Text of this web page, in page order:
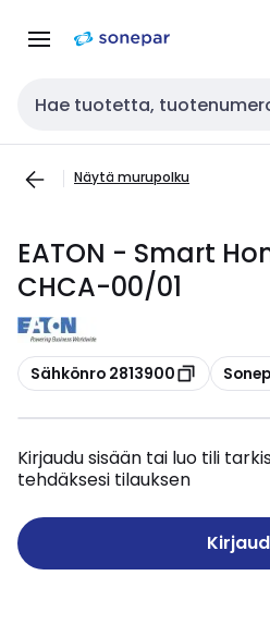
navigointiinsisältöön
Haku
Näytä murupolku
EATON - Smart
CHCA-00/01
Kopioi
Sähkönro 2813900 Kopioi
Kirjaudu sisään tai luo tili
tehdäksesi tilauksen